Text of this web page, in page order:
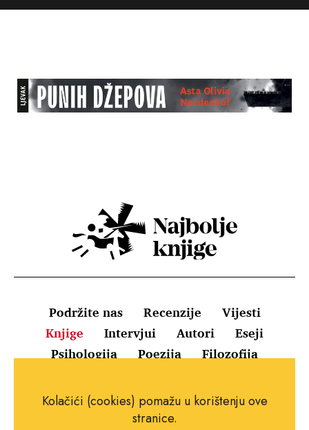
Podržite nas Recenzije
Vijesti
Knjige
Intervjui Autori
Eseji
Psihologija
Poezija Filozofija
Uvjeti korištenja
Pravila o kolačićima
Impressum
Kolačići (cookies) pomažu u korištenju ove
stranice.